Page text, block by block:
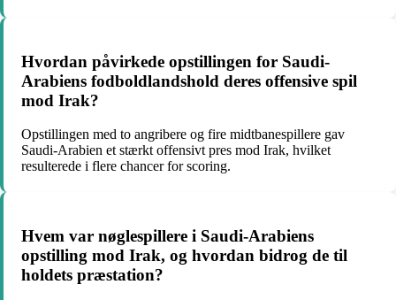
Hvordan påvirkede opstillingen for Saudi-
Arabiens fodboldlandshold deres offensive spil
mod Irak?
Opstillingen med to angribere og fire midtbanespillere gav
Saudi-Arabien et stærkt offensivt pres mod Irak, hvilket
resulterede i flere chancer for scoring.
Hvem var nøglespillere i Saudi-Arabiens
opstilling mod Irak, og hvordan bidrog de til
holdets præstation?